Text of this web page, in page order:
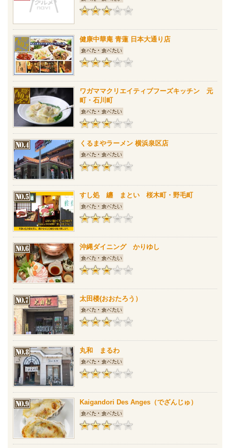
健康中華庵 青蓮 日本大通り店
ワガママクリエイティブフーズキッチン 元
町・石川町
くるまやラーメン 横浜泉区店
すし処 纏 まとい 桜木町・野毛町
沖縄ダイニング かりゆし
太田楼(おおたろう）
丸和 まるわ
Kaigandori Des Anges（でざんじゅ）